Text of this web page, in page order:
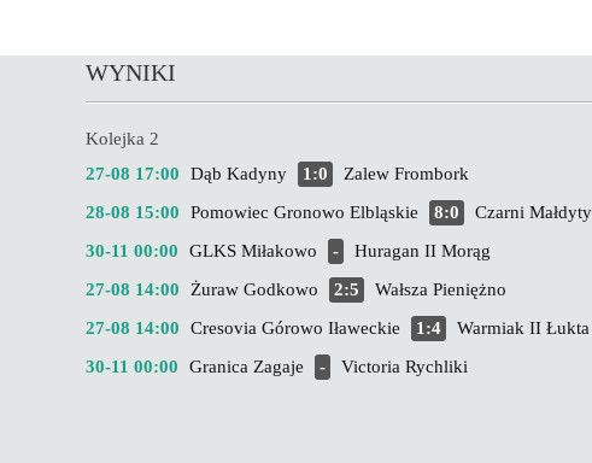
WYNIKI
Kolejka 2
27-08 17:00
Dąb Kadyny 1:0
Zalew Frombork
28-08 15:00
Pomowiec Gronowo Elbląskie 8:0
Czarni Małdyty
30-11 00:00
GLKS Miłakowo -
Huragan II Morąg
27-08 14:00
Żuraw Godkowo 2:5
Wałsza Pieniężno
27-08 14:00
Cresovia Górowo Iławeckie 1:4
Warmiak II Łukta
30-11 00:00
Granica Zagaje - Victoria Rychliki